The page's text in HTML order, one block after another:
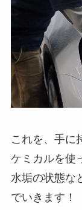
これを、手に
ケミカルを使
水垢の状態な
でいきます！